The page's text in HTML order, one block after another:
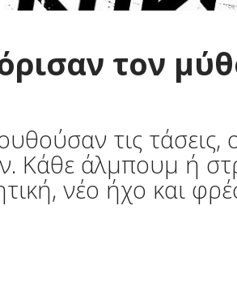
τον
τις τάσεις,
Κάθε άλμπουμ ή
νέο ήχο και